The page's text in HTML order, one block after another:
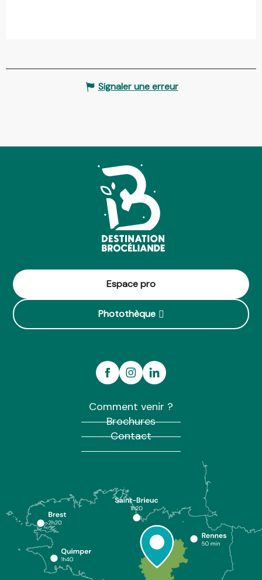
Signaler une erreur
Espace pro
Photothèque
Comment venir ?
Brochures
Contact